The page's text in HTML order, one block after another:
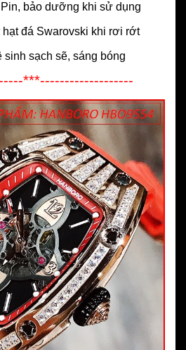
bảo dưỡng khi sử dụng
hạt đá Swarovski khi rơi rớt
sinh sạch sẽ, sáng bóng
***-------------------